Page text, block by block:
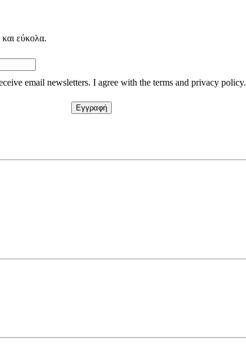
εύκολα.
email newsletters. I agree with the terms and privacy policy.